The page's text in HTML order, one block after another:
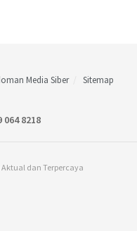
Media Siber Sitemap
8218
dan Terpercaya